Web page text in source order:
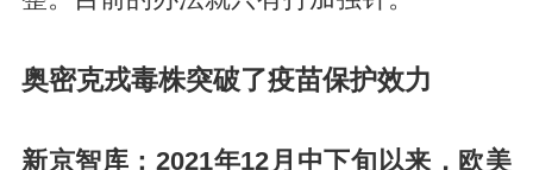
奥密克戎毒株突破了疫苗保护效力
新京智库：2021年12月中下旬以来，欧美